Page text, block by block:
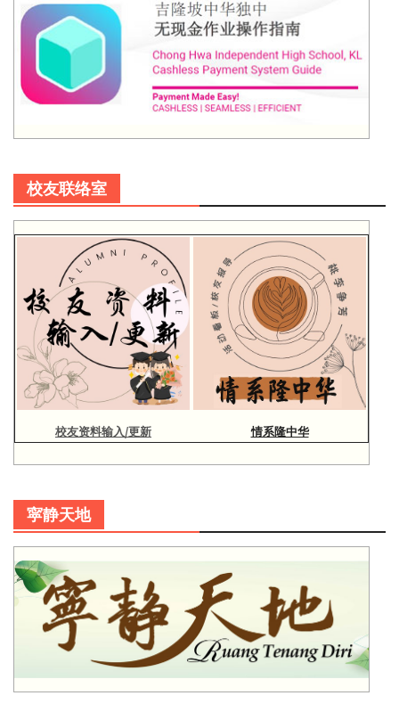
校友联络室
校友资料输入/更新 情系隆中华
寜静天地